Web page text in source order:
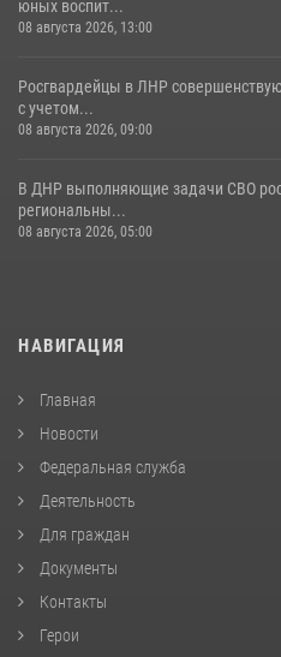
юных воспит...
08 августа 2026, 13:00
Росгвардейцы в ЛНР
с учетом...
08 августа 2026, 09:00
В ДНР выполняющие задачи СВО
региональны...
08 августа 2026, 05:00
НАВИГАЦИЯ
Главная
Новости
Федеральная служба
Деятельность
Для граждан
Документы
Контакты
Герои